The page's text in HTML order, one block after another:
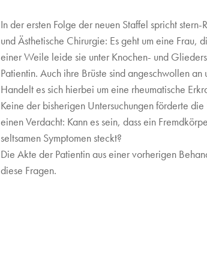
In der ersten Folge der neuen Staffel spricht
und Ästhetische Chirurgie: Es geht um eine Frau,
einer Weile leide sie unter Knochen- und
Patientin. Auch ihre Brüste sind angeschwollen an
Handelt es sich hierbei um eine rheumatische
Keine der bisherigen Untersuchungen förderte
einen Verdacht: Kann es sein, dass ein
seltsamen Symptomen steckt?
Die Akte der Patientin aus einer vorherigen
diese Fragen.